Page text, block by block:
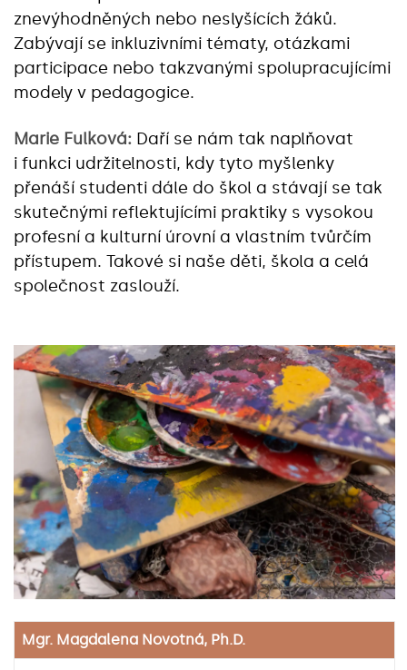
znevýhodněných nebo neslyšících žáků.
Zabývají se inkluzivními tématy, otázkami
participace nebo takzvanými spolupracujícími
modely v pedagogice.
Marie Fulková: Daří se nám tak naplňovat
i funkci udržitelnosti, kdy tyto myšlenky
přenáší studenti dále do škol a stávají se tak
skutečnými reflektujícími praktiky s vysokou
profesní a kulturní úrovní a vlastním tvůrčím
přístupem. Takové si naše děti, škola a celá
společnost zaslouží.
Mgr. Magdalena Novotná, Ph.D.